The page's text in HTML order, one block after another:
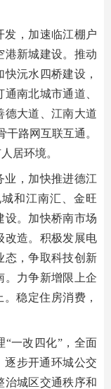
发，加速临江棚户
港新城建设。推动
沅水四桥建设，
南北城市通道、
德大道、江南大道
路网互联互通。
居环境。
业，加快推进德江
和江南汇、金旺
设。加快桥南市场
改造。积极发展电
态，争取科技创新
。力争新增限上企
稳定住房消费，
“一改四化”，全面
逐步开通环城公交
治城区交通秩序和